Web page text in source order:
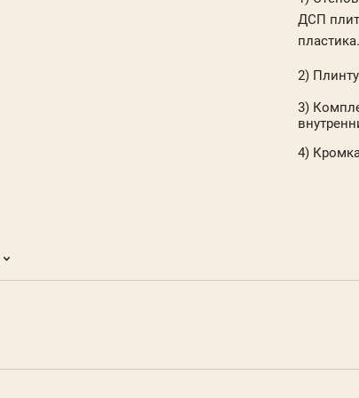
ДСП
пластика.
2)
3)
4)